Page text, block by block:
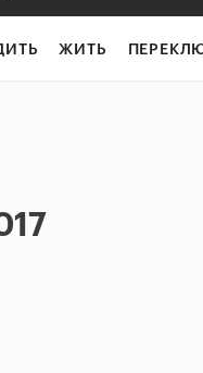
ЖИТЬ